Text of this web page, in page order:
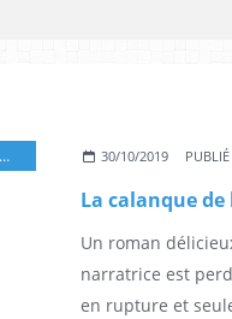
,ROMAN
30/10/2019
La calanque
Un roman
narratrice est
en rupture et